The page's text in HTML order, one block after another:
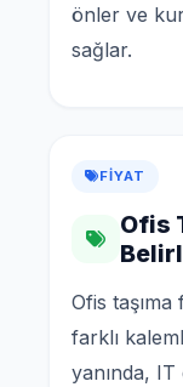
önler ve
sağlar.
FIYAT
Ofis
Ofis
farklı
yanında, IT